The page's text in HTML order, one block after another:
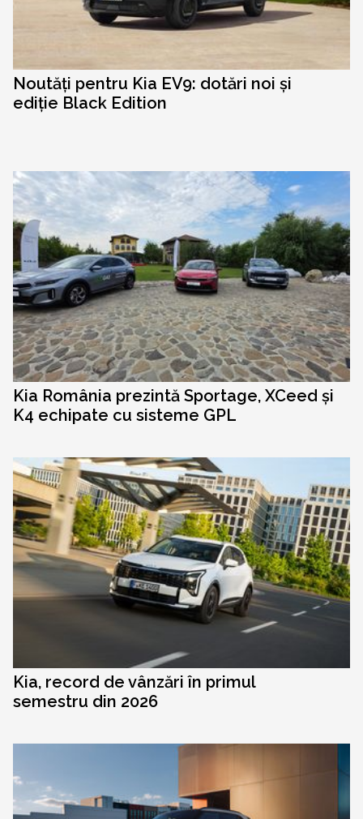
Noutăți pentru Kia EV9: dotări noi și
ediție Black Edition
Kia România prezintă Sportage, XCeed și
K4 echipate cu sisteme GPL
Kia, record de vânzări în primul
semestru din 2026